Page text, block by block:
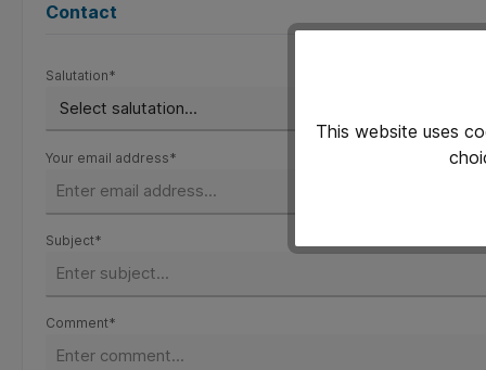
Contact
Salutation*
Your email address*
Subject*
Comment*
This website uses